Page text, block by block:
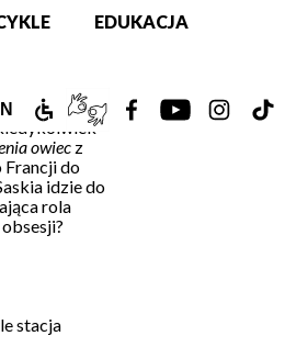
EDUKACJA
ZAMEK
DLA
NIEPEŁNOSPRAWNYCH
TŁUMACZ
ONLINE
ZOBACZZOBACZ
owiec z
Francji do
idzie do
rola
stacja